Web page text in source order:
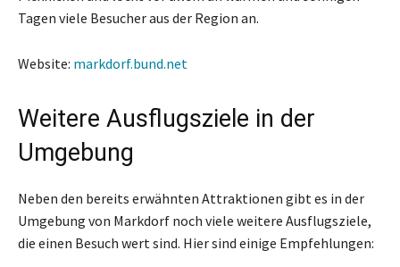
Tagen viele Besucher aus der Region an.
Website: markdorf.bund.net
Weitere Ausflugsziele in der
Umgebung
Neben den bereits erwähnten Attraktionen gibt es in der
Umgebung von Markdorf noch viele weitere Ausflugsziele,
die einen Besuch wert sind. Hier sind einige Empfehlungen: